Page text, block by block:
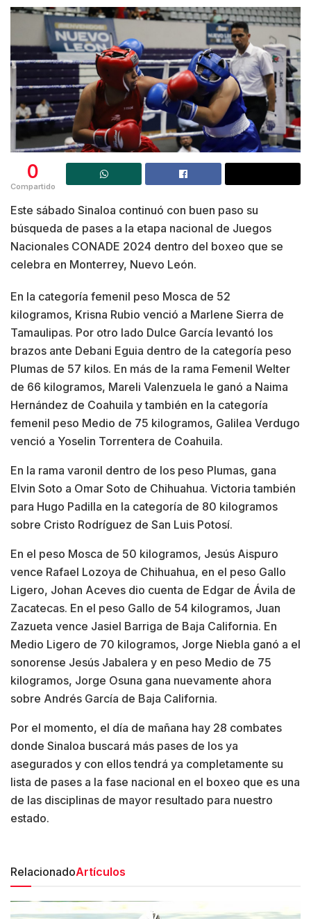
0
Compartido
Este sábado Sinaloa continuó con buen paso su
búsqueda de pases a la etapa nacional de Juegos
Nacionales CONADE 2024 dentro del boxeo que se
celebra en Monterrey, Nuevo León.
En la categoría femenil peso Mosca de 52
kilogramos, Krisna Rubio venció a Marlene Sierra de
Tamaulipas. Por otro lado Dulce García levantó los
brazos ante Debani Eguia dentro de la categoría peso
Plumas de 57 kilos. En más de la rama Femenil Welter
de 66 kilogramos, Mareli Valenzuela le ganó a Naima
Hernández de Coahuila y también en la categoría
femenil peso Medio de 75 kilogramos, Galilea Verdugo
venció a Yoselin Torrentera de Coahuila.
En la rama varonil dentro de los peso Plumas, gana
Elvin Soto a Omar Soto de Chihuahua. Victoria también
para Hugo Padilla en la categoría de 80 kilogramos
sobre Cristo Rodríguez de San Luis Potosí.
En el peso Mosca de 50 kilogramos, Jesús Aispuro
vence Rafael Lozoya de Chihuahua, en el peso Gallo
Ligero, Johan Aceves dio cuenta de Edgar de Ávila de
Zacatecas. En el peso Gallo de 54 kilogramos, Juan
Zazueta vence Jasiel Barriga de Baja California. En
Medio Ligero de 70 kilogramos, Jorge Niebla ganó a el
sonorense Jesús Jabalera y en peso Medio de 75
kilogramos, Jorge Osuna gana nuevamente ahora
sobre Andrés García de Baja California.
Por el momento, el día de mañana hay 28 combates
donde Sinaloa buscará más pases de los ya
asegurados y con ellos tendrá ya completamente su
lista de pases a la fase nacional en el boxeo que es una
de las disciplinas de mayor resultado para nuestro
estado.
RelacionadoArtículos